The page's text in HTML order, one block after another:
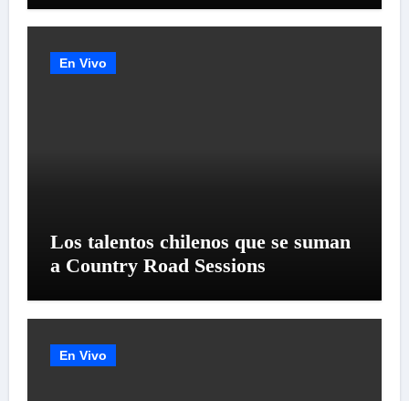
SU «LIVE SESSION #1»
En Vivo
Los talentos chilenos que se suman
a Country Road Sessions
En Vivo